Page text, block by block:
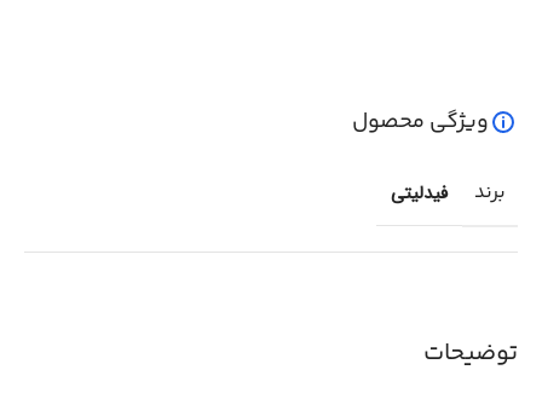
توضیحات
ویژگی محصول
برند فیدلیتی